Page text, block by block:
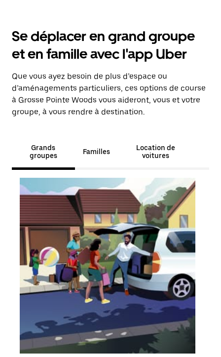
Se déplacer en grand groupe
et en famille avec l'app Uber
Que vous ayez besoin de plus d’espace ou
d’aménagements particuliers, ces options de course
à Grosse Pointe Woods vous aideront, vous et votre
groupe, à vous rendre à destination.
Grands
groupes
Familles
Location de
voitures